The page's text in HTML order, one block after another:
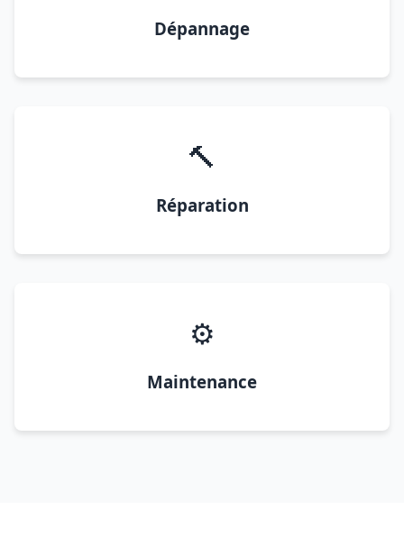
Dépannage
🔨
Réparation
⚙️
Maintenance